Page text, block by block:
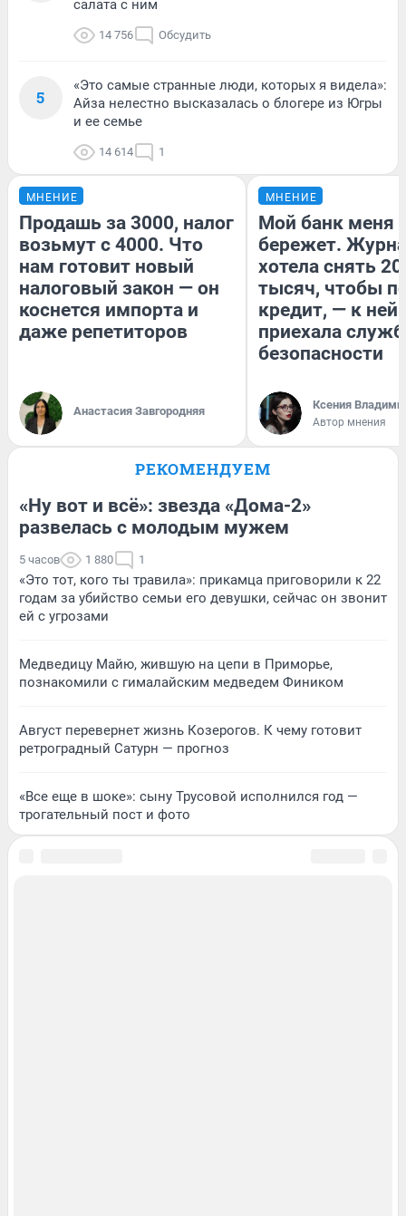
салата с ним
14 756 Обсудить
5
«Это самые странные люди, которых я видела»:
Айза нелестно высказалась о блогере из Югры
и ее семье
14 614 1
МНЕНИЕ
Продашь за 3000, налог
возьмут с 4000. Что
нам готовит новый
налоговый закон — он
коснется импорта и
даже репетиторов
Анастасия Завгородняя
МНЕНИЕ
Мой банк меня
бережет.
хотела снять
тысяч, чтобы
кредит, — к
приехала
безопасности
Ксения
Автор мнения
РЕКОМЕНДУЕМ
«Ну вот и всё»: звезда «Дома-2»
развелась с молодым мужем
5 часов 1 880 1
«Это тот, кого ты травила»: прикамца приговорили к 22
годам за убийство семьи его девушки, сейчас он звонит
ей с угрозами
Медведицу Майю, жившую на цепи в Приморье,
познакомили с гималайским медведем Фиником
Август перевернет жизнь Козерогов. К чему готовит
ретроградный Сатурн — прогноз
«Все еще в шоке»: сыну Трусовой исполнился год —
трогательный пост и фото